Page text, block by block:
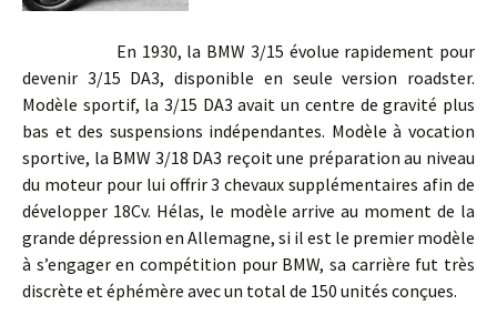
En 1930, la BMW 3/15 évolue rapidement pour
devenir 3/15 DA3, disponible en seule version roadster.
Modèle sportif, la 3/15 DA3 avait un centre de gravité plus
bas et des suspensions indépendantes. Modèle à vocation
sportive, la BMW 3/18 DA3 reçoit une préparation au niveau
du moteur pour lui offrir 3 chevaux supplémentaires afin de
développer 18Cv. Hélas, le modèle arrive au moment de la
grande dépression en Allemagne, si il est le premier modèle
à s’engager en compétition pour BMW, sa carrière fut très
discrète et éphémère avec un total de 150 unités conçues.